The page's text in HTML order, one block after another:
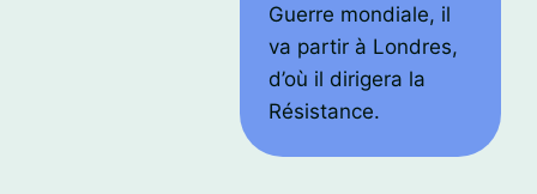
Guerre mondiale, il
va partir à Londres,
d’où il dirigera la
Résistance.